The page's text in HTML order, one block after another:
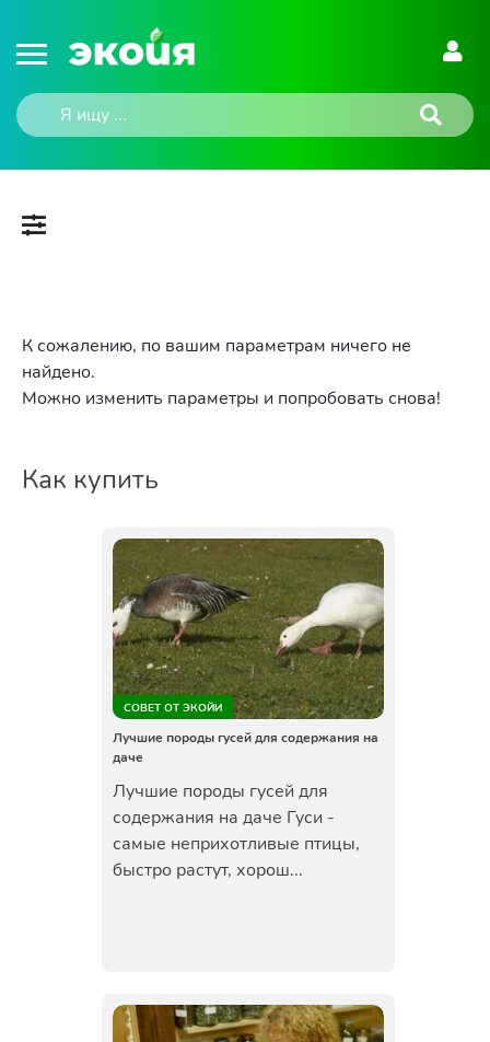
К сожалению, по вашим параметрам ничего не
найдено.
Можно изменить параметры и попробовать снова!
Как купить
СОВЕТ ОТ ЭКОЙИ
Лучшие породы гусей для содержания на
даче
Лучшие породы гусей для
содержания на даче Гуси -
самые неприхотливые птицы,
быстро растут, хорош...